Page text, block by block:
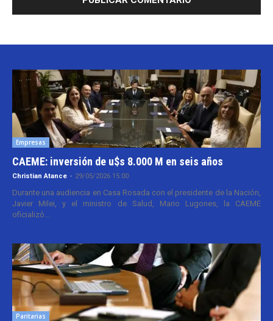
Empresas
CAEME: inversión de u$s 8.000 M en seis años
Christian Atance - 29/05/2026 15:00
Durante una audiencia en Casa Rosada con el presidente de la Nación,
Javier Milei, y el ministro de Salud, Mario Lugones, la CAEME
oficializó...
Paritarias